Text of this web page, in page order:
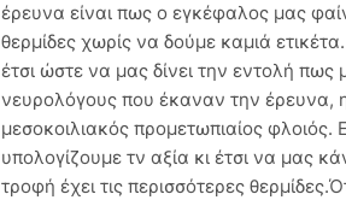
έρευνα είναι πως ο εγκέφαλος μας
θερμίδες χωρίς να δούμε καμιά
έτσι ώστε να μας δίνει την εντολή
νευρολόγους που έκαναν την έρευνα,
μεσοκοιλιακός προμετωπιαίος
υπολογίζουμε τν αξία κι έτσι να μας
τροφή έχει τις περισσότερες